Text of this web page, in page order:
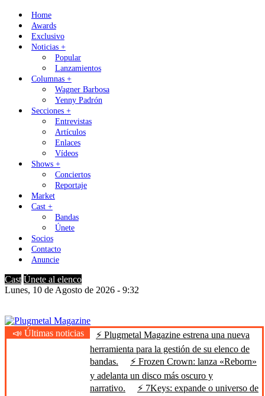
Skip
content
Home
Awards
Exclusivo
Noticias +
Popular
Lanzamientos
Columnas +
Wagner Barbosa
Yenny Padrón
Secciones +
Entrevistas
Artículos
Enlaces
Vídeos
Shows +
Conciertos
Reportaje
Market
Cast +
Bandas
Únete
Socios
Contacto
Anuncie
Cast Únete al elenco
Lunes, 10 de Agosto de 2026 - 9:32
Plugmetal Magazine
Heavy Metal is Life
📣 Últimas noticias
⚡ Plugmetal Magazine estrena una nueva
herramienta para la gestión de su elenco de
bandas.
⚡ Frozen Crown: lanza «Reborn»
y adelanta un disco más oscuro y
narrativo.
⚡ 7Keys: expande o universo de